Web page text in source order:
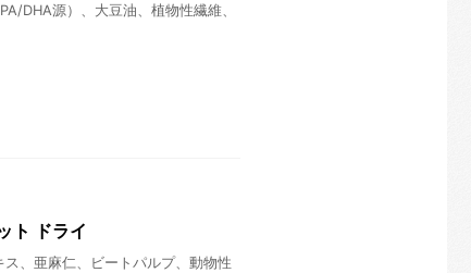
DHA源）、大豆油、植物性繊維、
ト ドライ
、亜麻仁、ビートパルプ、動物性